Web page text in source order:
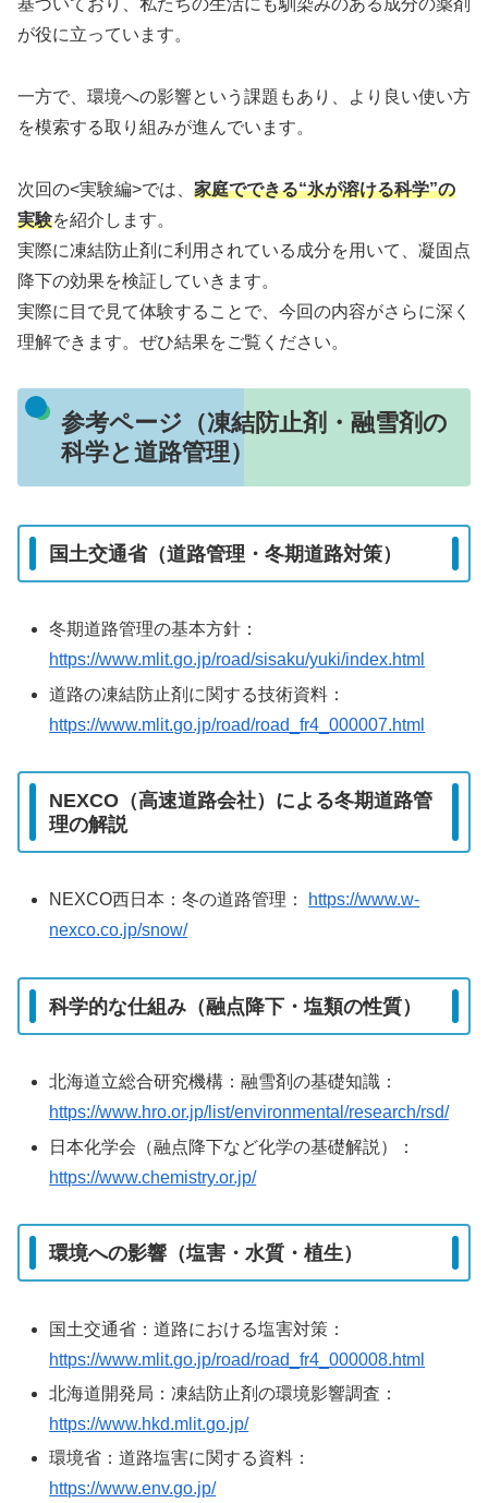
基づいており、私たちの生活にも馴染みのある成分の薬剤
が役に立っています。
一方で、環境への影響という課題もあり、より良い使い方
を模索する取り組みが進んでいます。
次回の<実験編>では、 家庭でできる“氷が溶ける科学”の
実験を紹介します。
実際に凍結防止剤に利用されている成分を用いて、凝固点
降下の効果を検証していきます。
実際に目で見て体験することで、今回の内容がさらに深く
理解できます。ぜひ結果をご覧ください。
参考ページ（凍結防止剤・融雪剤の
科学と道路管理）
国土交通省（道路管理・冬期道路対策）
冬期道路管理の基本方針：
https://www.mlit.go.jp/road/sisaku/yuki/index.html
道路の凍結防止剤に関する技術資料：
https://www.mlit.go.jp/road/road_fr4_000007.html
NEXCO（高速道路会社）による冬期道路管
理の解説
NEXCO西日本：冬の道路管理：
https://www.w-
nexco.co.jp/snow/
科学的な仕組み（融点降下・塩類の性質）
北海道立総合研究機構：融雪剤の基礎知識：
https://www.hro.or.jp/list/environmental/research/rsd/
日本化学会（融点降下など化学の基礎解説）：
https://www.chemistry.or.jp/
環境への影響（塩害・水質・植生）
国土交通省：道路における塩害対策：
https://www.mlit.go.jp/road/road_fr4_000008.html
北海道開発局：凍結防止剤の環境影響調査：
https://www.hkd.mlit.go.jp/
環境省：道路塩害に関する資料：
https://www.env.go.jp/